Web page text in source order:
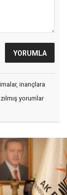
inançlara
yorumlar